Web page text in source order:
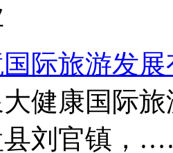
际旅游发
健康国际
县刘官镇，